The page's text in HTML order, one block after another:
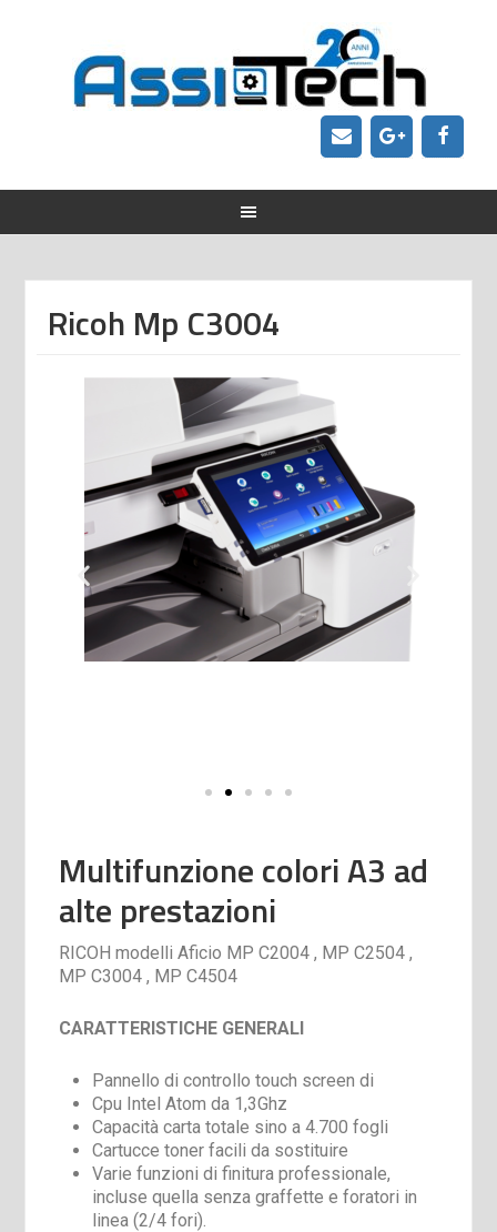
Ricoh Mp C3004
Multifunzione colori A3 ad
alte prestazioni
RICOH modelli Aficio MP C2004 , MP C2504 ,
MP C3004 , MP C4504
CARATTERISTICHE GENERALI
Pannello di controllo touch screen di
Cpu Intel Atom da 1,3Ghz
Capacità carta totale sino a 4.700 fogli
Cartucce toner facili da sostituire
Varie funzioni di finitura professionale,
incluse quella senza graffette e foratori in
linea (2/4 fori).